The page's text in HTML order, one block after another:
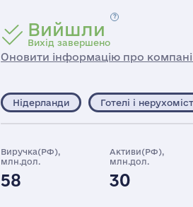
Вийшли
Вихід завершено
Оновити інформацію про
Нідерланди Готелі і
Виручка(РФ),
млн.дол.
58
Активи(РФ),
млн.дол.
30